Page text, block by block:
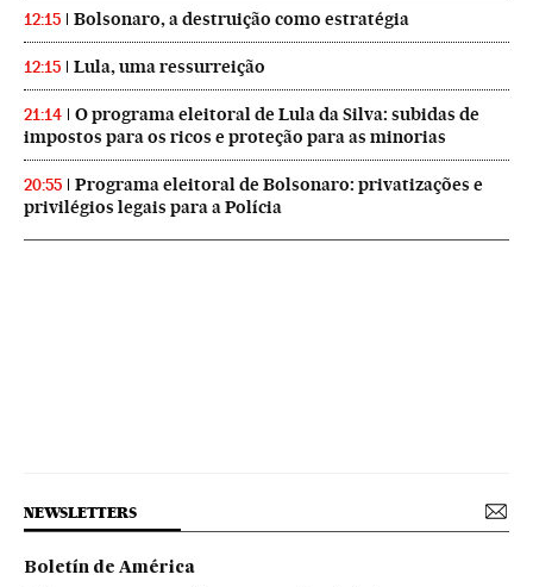
12:15 Bolsonaro, a destruição como estratégia
12:15 Lula, uma ressurreição
21:14
O programa eleitoral de Lula da Silva: subidas de
impostos para os ricos e proteção para as minorias
20:55
Programa eleitoral de Bolsonaro: privatizações e
privilégios legais para a Polícia
NEWSLETTERS
Boletín de América